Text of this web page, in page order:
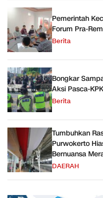
Pemerintah
Forum Pra-
Berita
Bongkar
Aksi Pasca-
Berita
Tumbuhkan
Purwokerto
Bernuansa
DAERAH